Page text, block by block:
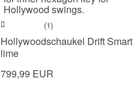
(1)
Hollywoodschaukel Drift Smart
lime
799,99 EUR